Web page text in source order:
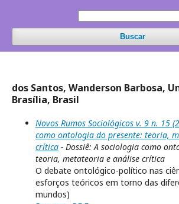
Buscar
dos Santos, Wanderson Barbosa,
Brasília, Brasil
Novos Rumos Sociológicos v. 9 n. 15
como ontologia do presente: teoria,
crítica - Dossiê: A sociologia como
teoria, metateoria e análise crítica
O debate ontológico-político nas
esforços teóricos em torno das
mundos)